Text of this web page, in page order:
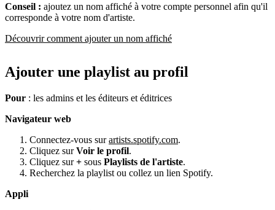
Conseil : ajoutez un nom affiché à votre compte personnel afin qu'il
corresponde à votre nom d'artiste.
Découvrir comment ajouter un nom affiché
Ajouter une playlist au profil
Pour : les admins et les éditeurs et éditrices
Navigateur web
Connectez-vous surartists.spotify.com.
Cliquez surVoir le profil.
Cliquez sur+ sous Playlists de l'artiste.
Recherchez la playlist ou collez un lien Spotify.
Appli